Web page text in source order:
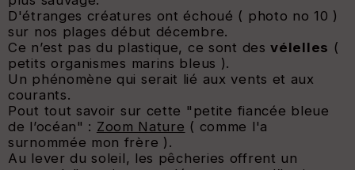
D'étranges créatures ont échoué ( photo no 10 )
sur nos plages début décembre.
Ce n’est pas du plastique, ce sont desvélelles (
petits organismes marins bleus ).
Un phénomène qui serait lié aux vents et aux
courants.
Pout tout savoir sur cette "petite fiancée bleue
de l’océan" : Zoom Nature ( comme l'a
surnommée mon frère ).
Au lever du soleil, les pêcheries offrent un